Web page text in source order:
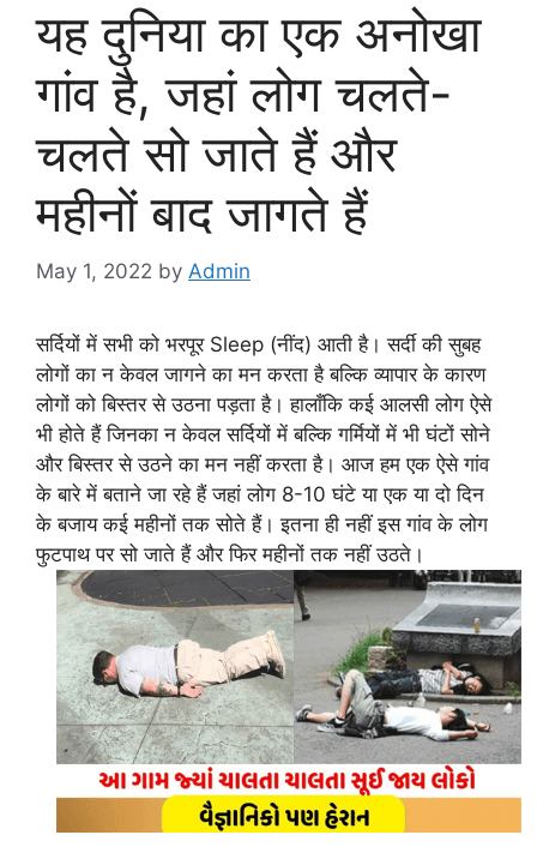
यह दुनिया का एक अनोखा
गांव है, जहां लोग चलते-
चलते सो जाते हैं और
महीनों बाद जागते हैं
May 1, 2022 by Admin
सर्दियों में सभी को भरपूर Sleep (नींद) आती है। सर्दी की सुबह
लोगों का न केवल जागने का मन करता है बल्कि व्यापार के कारण
लोगों को बिस्तर से उठना पड़ता है। हालाँकि कई आलसी लोग ऐसे
भी होते हैं जिनका न केवल सर्दियों में बल्कि गर्मियों में भी घंटों सोने
और बिस्तर से उठने का मन नहीं करता है। आज हम एक ऐसे गांव
के बारे में बताने जा रहे हैं जहां लोग 8-10 घंटे या एक या दो दिन
के बजाय कई महीनों तक सोते हैं। इतना ही नहीं इस गांव के लोग
फुटपाथ पर सो जाते हैं और फिर महीनों तक नहीं उठते।